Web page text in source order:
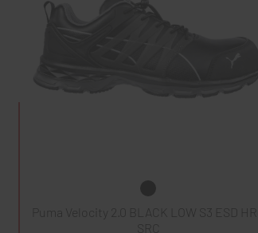
Puma Velocity 2.0 BLACK LOW S3 ESD HRO